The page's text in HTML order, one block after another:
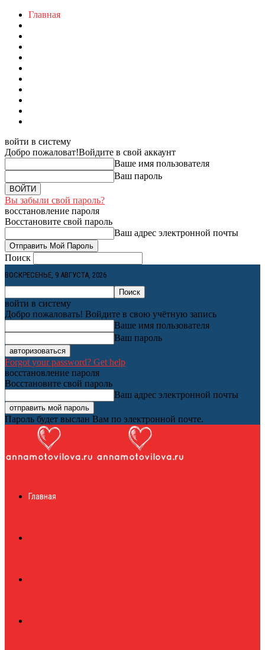
Главная
войти в систему
Добро пожаловат!Войдите в свой аккаунт
Ваше имя пользователя
Ваш пароль
Вы забыли свой пароль?
восстановление пароля
Восстановите свой пароль
Ваш адрес электронной почты
Поиск
ВОСКРЕСЕНЬЕ, 9 АВГУСТА, 2026
войти в систему
Добро пожаловать! Войдите в свою учётную запись
Ваше имя пользователя
Ваш пароль
Forgot your password? Get help
восстановление пароля
Восстановите свой пароль
Ваш адрес электронной почты
Пароль будет выслан Вам по электронной почте.
журналГлавная